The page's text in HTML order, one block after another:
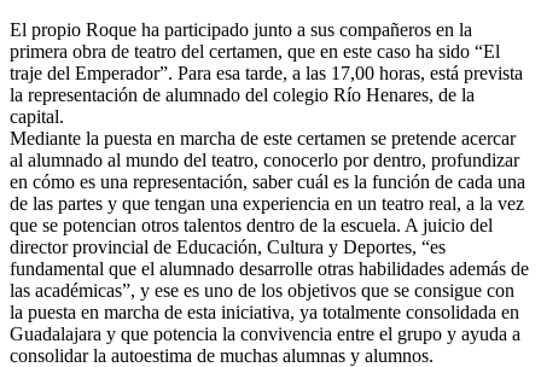
El propio Roque ha participado junto a sus compañeros en la
primera obra de teatro del certamen, que en este caso ha sido “El
traje del Emperador”. Para esa tarde, a las 17,00 horas, está prevista
la representación de alumnado del colegio Río Henares, de la
capital.
Mediante la puesta en marcha de este certamen se pretende acercar
al alumnado al mundo del teatro, conocerlo por dentro, profundizar
en cómo es una representación, saber cuál es la función de cada una
de las partes y que tengan una experiencia en un teatro real, a la vez
que se potencian otros talentos dentro de la escuela. A juicio del
director provincial de Educación, Cultura y Deportes, “es
fundamental que el alumnado desarrolle otras habilidades además de
las académicas”, y ese es uno de los objetivos que se consigue con
la puesta en marcha de esta iniciativa, ya totalmente consolidada en
Guadalajara y que potencia la convivencia entre el grupo y ayuda a
consolidar la autoestima de muchas alumnas y alumnos.